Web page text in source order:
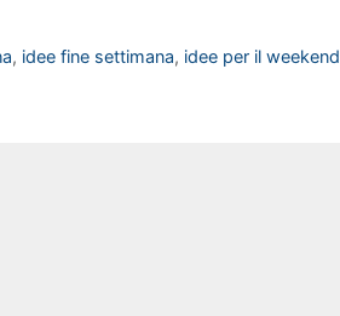
, idee fine settimana, idee per il weekend